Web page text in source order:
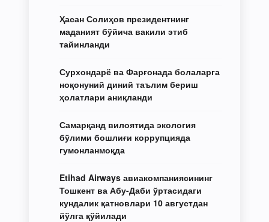
Ҳасан Солиҳов президентнинг
маданият бўйича вакили этиб
тайинланди
Сурхондарё ва Фарғонада болаларга
ноқонуний диний таълим бериш
ҳолатлари аниқланди
Самарқанд вилоятида экология
бўлими бошлиғи коррупцияда
гумонланмоқда
Etihad Airways авиакомпаниясининг
Тошкент ва Абу-Даби ўртасидаги
кундалик қатновлари 10 августдан
йўлга қўйилади